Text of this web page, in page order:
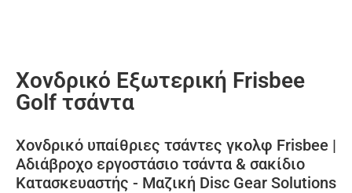
Χονδρικό Εξωτερική Frisbee
Golf τσάντα
Χονδρικό υπαίθριες τσάντες γκολφ Frisbee |
Αδιάβροχο εργοστάσιο τσάντα & σακίδιο
Κατασκευαστής - Μαζική Disc Gear Solutions